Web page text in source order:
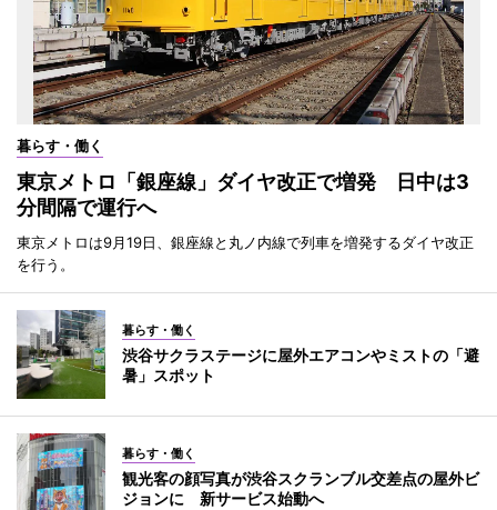
暮らす・働く
東京メトロ「銀座線」ダイヤ改正で増発 日中は3
分間隔で運行へ
東京メトロは9月19日、銀座線と丸ノ内線で列車を増発するダイヤ改正
を行う。
暮らす・働く
渋谷サクラステージに屋外エアコンやミストの「避
暑」スポット
暮らす・働く
観光客の顔写真が渋谷スクランブル交差点の屋外ビ
ジョンに 新サービス始動へ